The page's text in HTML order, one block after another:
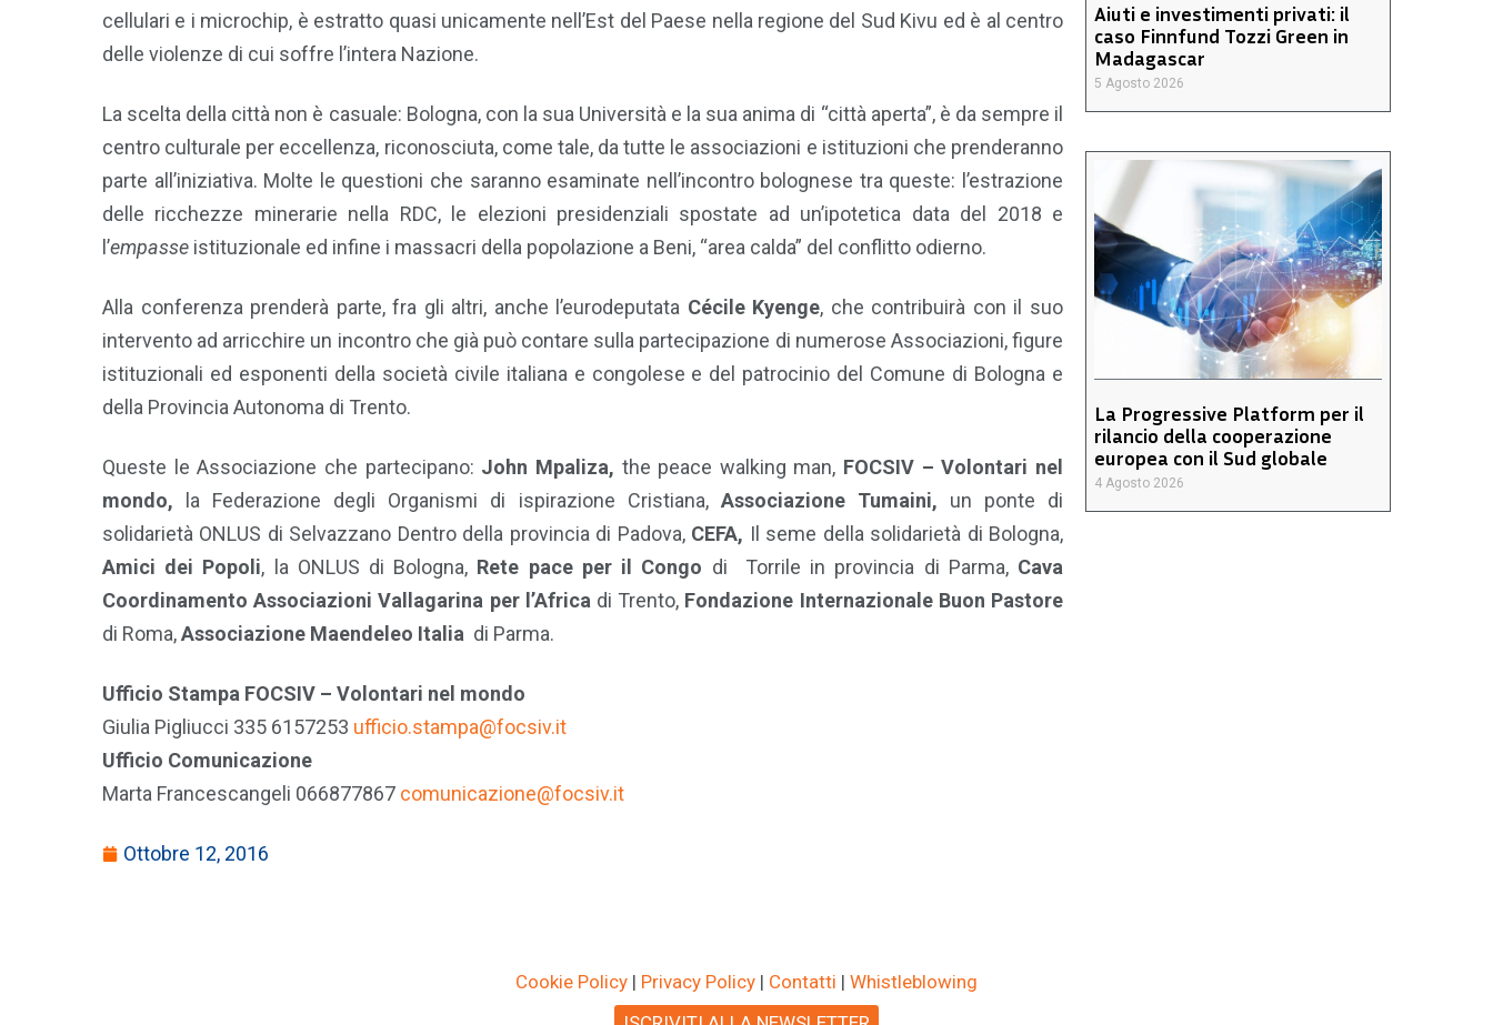
cellulari e i microchip, è estratto quasi unicamente nell’Est del Paese nella regione del Sud Kivu ed è al centro
delle violenze di cui soffre l’intera Nazione.
La scelta della città non è casuale: Bologna, con la sua Università e la sua anima di “città aperta”, è da sempre il
centro culturale per eccellenza, riconosciuta, come tale, da tutte le associazioni e istituzioni che prenderanno
parte all’iniziativa. Molte le questioni che saranno esaminate nell’incontro bolognese tra queste: l’estrazione
delle ricchezze minerarie nella RDC, le elezioni presidenziali spostate ad un’ipotetica data del 2018 e
l’empasse istituzionale ed infine i massacri della popolazione a Beni, “area calda” del conflitto odierno.
Alla conferenza prenderà parte, fra gli altri, anche l’eurodeputata Cécile Kyenge, che contribuirà con il suo
intervento ad arricchire un incontro che già può contare sulla partecipazione di numerose Associazioni, figure
istituzionali ed esponenti della società civile italiana e congolese e del patrocinio del Comune di Bologna e
della Provincia Autonoma di Trento.
Queste le Associazione che partecipano: John Mpaliza, the peace walking man, FOCSIV – Volontari nel
mondo, la Federazione degli Organismi di ispirazione Cristiana, Associazione Tumaini, un ponte di
solidarietà ONLUS di Selvazzano Dentro della provincia di Padova, CEFA, Il seme della solidarietà di Bologna,
Amici dei Popoli, la ONLUS di Bologna, Rete pace per il Congo di Torrile in provincia di Parma, Cava
Coordinamento Associazioni Vallagarina per l’Africa di Trento, Fondazione Internazionale Buon Pastore
di Roma,Associazione Maendeleo Italia di Parma.
Ufficio Stampa FOCSIV – Volontari nel mondo
Giulia Pigliucci 335 6157253 ufficio.stampa@focsiv.it
Ufficio Comunicazione
Marta Francescangeli 066877867 comunicazione@focsiv.it
Ottobre 12, 2016
Aiuti e investimenti privati: il
caso Finnfund Tozzi Green in
Madagascar
5 Agosto 2026
La Progressive Platform per il
rilancio della cooperazione
europea con il Sud globale
4 Agosto 2026
Cookie Policy | Privacy Policy | Contatti | Whistleblowing